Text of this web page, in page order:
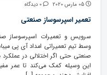
تعمیر اسپرسوساز صنعتی
سرویس و تعمیرات اسپرسوساز
وسط تیم تعمیراتی امداد آی پی
صنعتی حتی اگر اختلالی در عملکرد
این وسیله کمک می‌کند تا عمر